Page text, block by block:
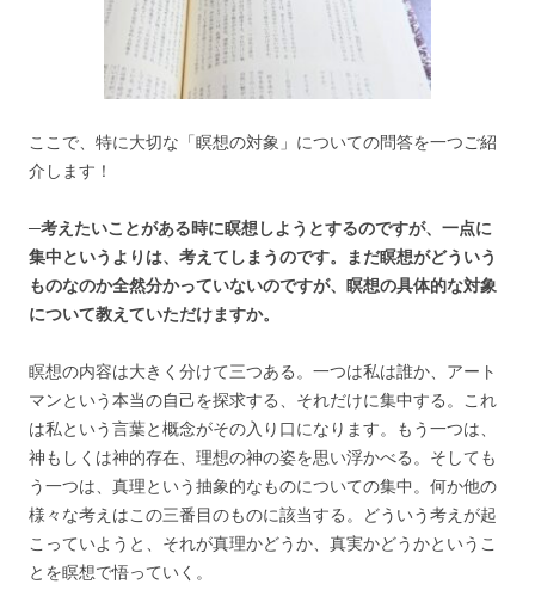
ここで、特に大切な「瞑想の対象」についての問答を一つご紹
介します！
─考えたいことがある時に瞑想しようとするのですが、一点に
集中というよりは、考えてしまうのです。まだ瞑想がどういう
ものなのか全然分かっていないのですが、瞑想の具体的な対象
について教えていただけますか。
瞑想の内容は大きく分けて三つある。一つは私は誰か、アート
マンという本当の自己を探求する、それだけに集中する。これ
は私という言葉と概念がその入り口になります。もう一つは、
神もしくは神的存在、理想の神の姿を思い浮かべる。そしても
う一つは、真理という抽象的なものについての集中。何か他の
様々な考えはこの三番目のものに該当する。どういう考えが起
こっていようと、それが真理かどうか、真実かどうかというこ
とを瞑想で悟っていく。